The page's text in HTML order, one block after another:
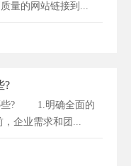
量的网站链接到...
?
? 1.明确全面的
业需求和团...